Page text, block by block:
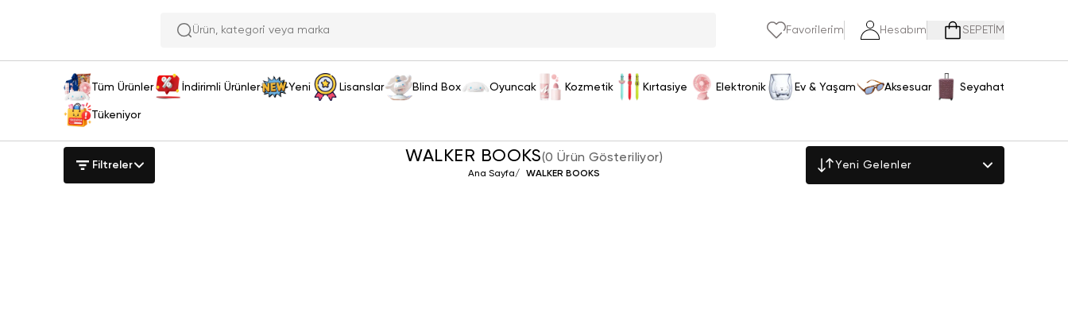
Ürün, kategori veya ma Favorilerim Hesabım SEPETİM
Tüm Ürünler İndirimli Ürünler Yeni Lisanslar Blind Box Oyuncak Kozmetik Kırtasiye Elektronik Ev & Yaşam Aksesuar Seyahat
Tükeniyor
Filtreler WALKER BOOKS(0 Ürün Gösteriliyor)
Ana Sayfa/ WALKER BOOKS
Yeni Gelenler